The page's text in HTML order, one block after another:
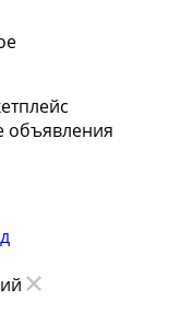
объявления